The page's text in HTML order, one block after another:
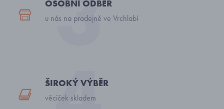
OSOBNÍ ODBĚR
u nás na prodejně ve Vrchlabí
ŠIROKÝ VÝBĚR
věciček skladem